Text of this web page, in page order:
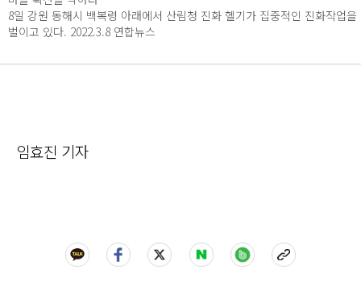
8일 강원 동해시 백복령 아래에서 산림청 진화 헬기가 집중적인 진화작업을
벌이고 있다. 2022.3.8 연합뉴스
임효진 기자